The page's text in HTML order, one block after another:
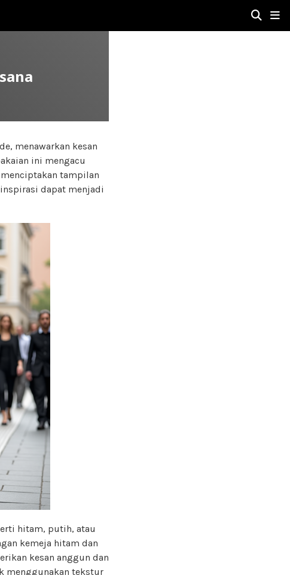
menawarkan kesan
ini mengacu
tampilan
dapat menjadi
hitam, putih, atau
kemeja hitam dan
kesan anggun dan
menggunakan tekstur